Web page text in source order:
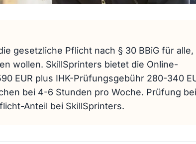
gesetzliche Pflicht nach § 30 BBiG für alle,
wollen. SkillSprinters bietet die Online-
EUR plus IHK-Prüfungsgebühr 280-340
bei 4-6 Stunden pro Woche. Prüfung
Anteil bei SkillSprinters.